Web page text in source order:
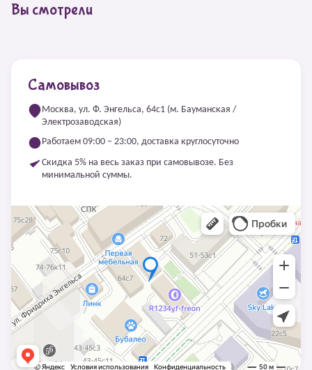
Вы смотрели
Самовывоз
Москва, ул. Ф. Энгельса, 64с1 (м. Бауманская /
Электрозаводская)
Работаем 09:00 – 23:00, доставка круглосуточно
Скидка 5% на весь заказ при самовывозе. Без
минимальной суммы.